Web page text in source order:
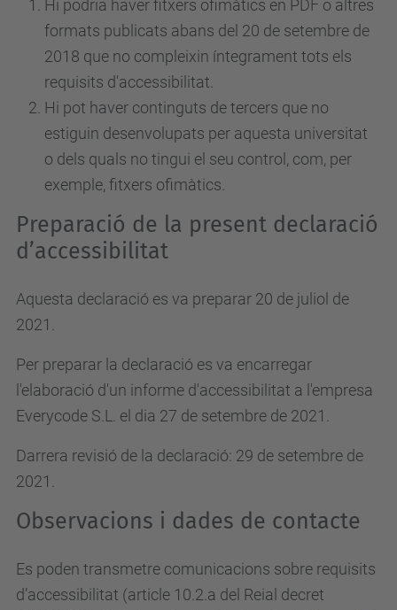
Hi podria haver fitxers ofimàtics en PDF o altres
formats publicats abans del 20 de setembre de
2018 que no compleixin íntegrament tots els
requisits d'accessibilitat.
Hi pot haver continguts de tercers que no
estiguin desenvolupats per aquesta universitat
o dels quals no tingui el seu control, com, per
exemple, fitxers ofimàtics.
Preparació de la present declaració
d’accessibilitat
Aquesta declaració es va preparar 20 de juliol de
2021.
Per preparar la declaració es va encarregar
l'elaboració d'un informe d'accessibilitat a l'empresa
Everycode S.L. el dia 27 de setembre de 2021.
Darrera revisió de la declaració: 29 de setembre de
2021.
Observacions i dades de contacte
Es poden transmetre comunicacions sobre requisits
d’accessibilitat (article 10.2.a del Reial decret